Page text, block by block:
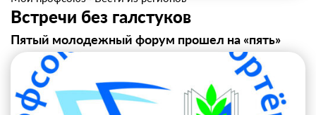
Встречи без галстуков
Пятый молодежный форум прошел на «пять»